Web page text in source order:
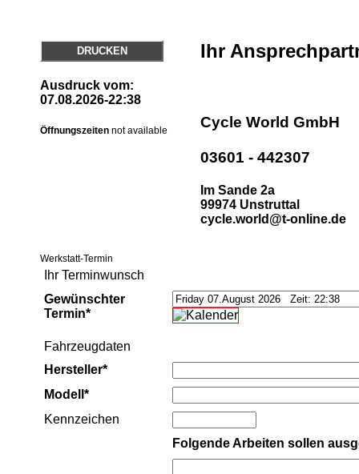
DRUCKEN
Ausdruck vom:
07.08.2026-22:38
Öffnungszeiten not available
Ihr
Cycle World GmbH
03601 - 442307
Im Sande 2a
99974 Unstruttal
cycle.world@t-online.de
Werkstatt-Termin
Ihr Terminwunsch
Gewünschter
Termin*
Fahrzeugdaten
Hersteller*
Modell*
Kennzeichen
Folgende Arbeiten sollen